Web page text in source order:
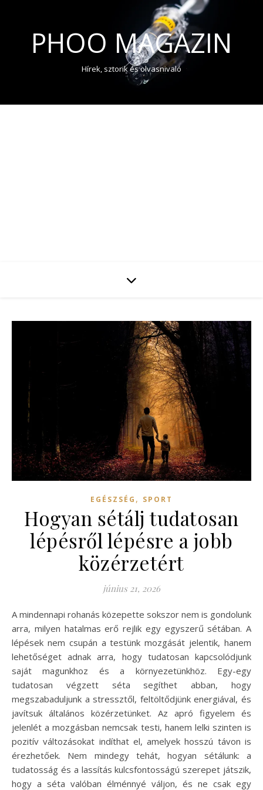
PHOO MAGAZIN
Hírek, sztorik és olvasnivaló
EGÉSZSÉG , SPORT
Hogyan sétálj tudatosan
lépésről lépésre a jobb
közérzetért
június 21, 2026
A mindennapi rohanás közepette sokszor nem is gondolunk
arra, milyen hatalmas erő rejlik egy egyszerű sétában. A
lépések nem csupán a testünk mozgását jelentik, hanem
lehetőséget adnak arra, hogy tudatosan kapcsolódjunk
saját magunkhoz és a környezetünkhöz. Egy-egy
tudatosan végzett séta segíthet abban, hogy
megszabaduljunk a stressztől, feltöltődjünk energiával, és
javítsuk általános közérzetünket. Az apró figyelem és
jelenlét a mozgásban nemcsak testi, hanem lelki szinten is
pozitív változásokat indíthat el, amelyek hosszú távon is
érezhetőek. Nem mindegy tehát, hogyan sétálunk: a
tudatosság és a lassítás kulcsfontosságú szerepet játszik,
hogy a séta valóban élménnyé váljon, és ne csak egy